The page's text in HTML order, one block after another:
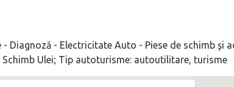
Diagnoză - Electricitate Auto - Piese de schimb şi
Ulei; Tip autoturisme: autoutilitare, turisme